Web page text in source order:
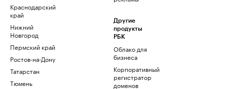
Краснодарский
край
Нижний
Новгород
Пермский край
Ростов-на-Дону
Татарстан
Тюмень
Другие
продукты
РБК
Облако для
бизнеса
Корпоративный
регистратор
доменов